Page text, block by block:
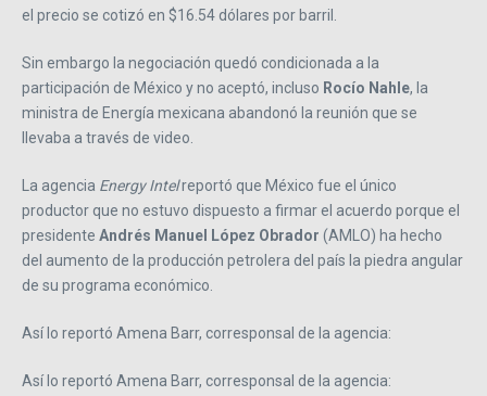
el precio se cotizó en $16.54 dólares por barril.
Sin embargo la negociación quedó condicionada a la
participación de México y no aceptó, incluso Rocío Nahle, la
ministra de Energía mexicana abandonó la reunión que se
llevaba a través de video.
La agencia Energy Intelreportó que México fue el único
productor que no estuvo dispuesto a firmar el acuerdo porque el
presidente Andrés Manuel López Obrador (AMLO) ha hecho
del aumento de la producción petrolera del país la piedra angular
de su programa económico.
Así lo reportó Amena Barr, corresponsal de la agencia:
Así lo reportó Amena Barr, corresponsal de la agencia: